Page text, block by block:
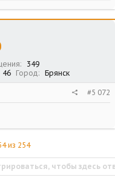
349
46 Город Брянск
#5 072
из 254
чтобы здесь